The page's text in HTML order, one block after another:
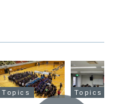
Topics Topics